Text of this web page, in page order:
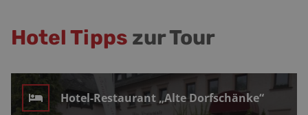
Hotel Tipps zur Tour
Hotel-Restaurant „Alte Dorfschänke“